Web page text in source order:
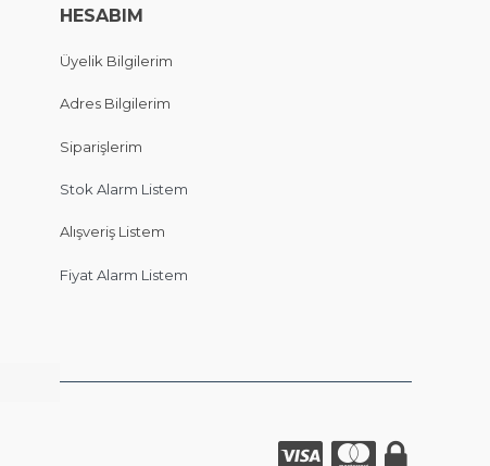
HESABIM
Üyelik Bilgilerim
Adres Bilgilerim
Siparişlerim
Stok Alarm Listem
Alışveriş Listem
Fiyat Alarm Listem